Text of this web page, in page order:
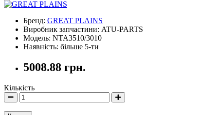
Бренд: GREAT PLAINS
Виробник запчастини: ATU-PARTS
Модель: NTA3510/3010
Наявність: більше 5-ти
5008.88 грн.
Кількість